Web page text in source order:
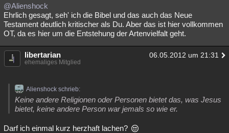
@Alienshock
Ehrlich gesagt, seh' ich die Bibel und das auch das Neue
Testament deutlich kritischer als Du. Aber das ist hier vollkommen
OT, da es hier um die Entstehung der Artenvielfalt geht.
libertarian 06.05.2012 um 21:31
ehemaliges Mitglied
Alienshock schrieb:
Keine andere Religionen oder Personen bietet das, was Jesus
bietet, keine andere Person war jemals so wie er.
Darf ich einmal kurz herzhaft lachen?